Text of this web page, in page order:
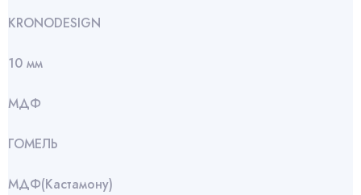
KRONODESIGN
10 мм
МДФ
ГОМЕЛЬ
МДФ(Кастамону)